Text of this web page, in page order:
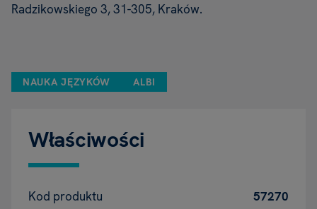
Radzikowskiego 3, 31-305, Kraków.
NAUKA JĘZYKÓW ALBI
Właściwości
Kod produktu 57270